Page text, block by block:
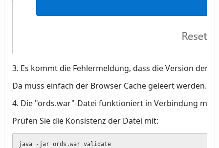
3. Es kommt die Fehlermeldung, dass die Version der
Da muss einfach der Browser Cache geleert werden.
4. Die "ords.war"-Datei funktioniert in Verbindung mit
Prüfen Sie die Konsistenz der Datei mit:
java -jar ords.war validate